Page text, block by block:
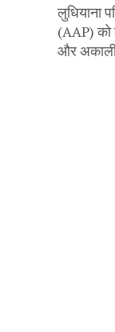
लुधियाना
(AAP) को
और